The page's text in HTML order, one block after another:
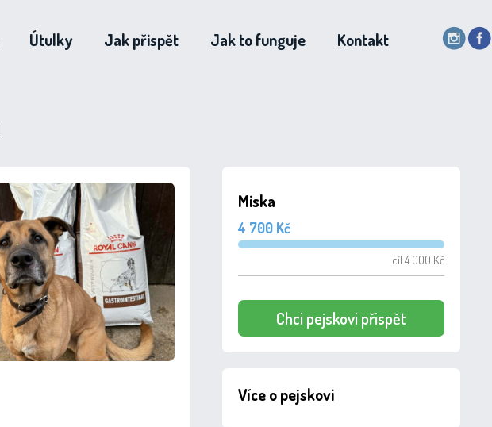
Útulky Jak přispět Jak to funguje Kontakt
Miska
4 700 Kč
cíl 4 000 Kč
Chci pejskovi přispět
Více o pejskovi